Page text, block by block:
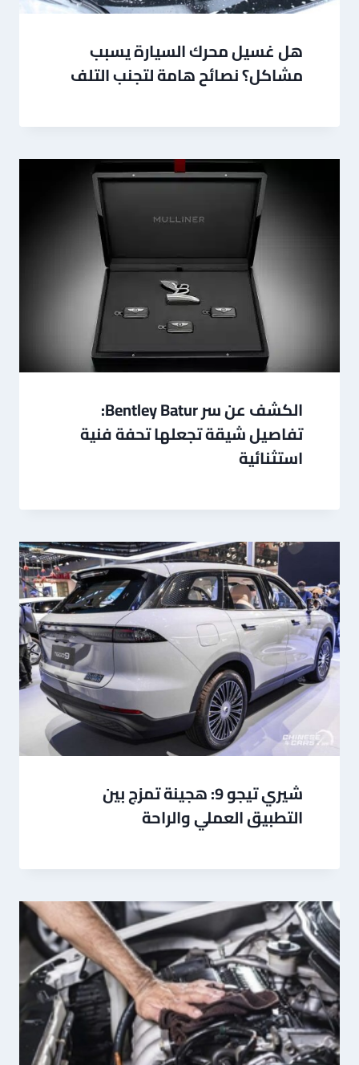
هل غسيل محرك السيارة يسبب
مشاكل؟ نصائح هامة لتجنب التلف
الكشف عن سر Bentley Batur:
تفاصيل شيقة تجعلها تحفة فنية
استثنائية
شيري تيجو 9: هجينة تمزج بين
التطبيق العملي والراحة